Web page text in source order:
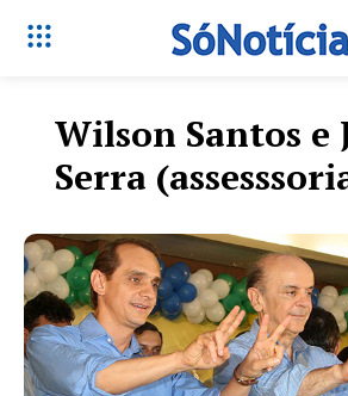
Só Notícias
Wilson Santos e
Serra